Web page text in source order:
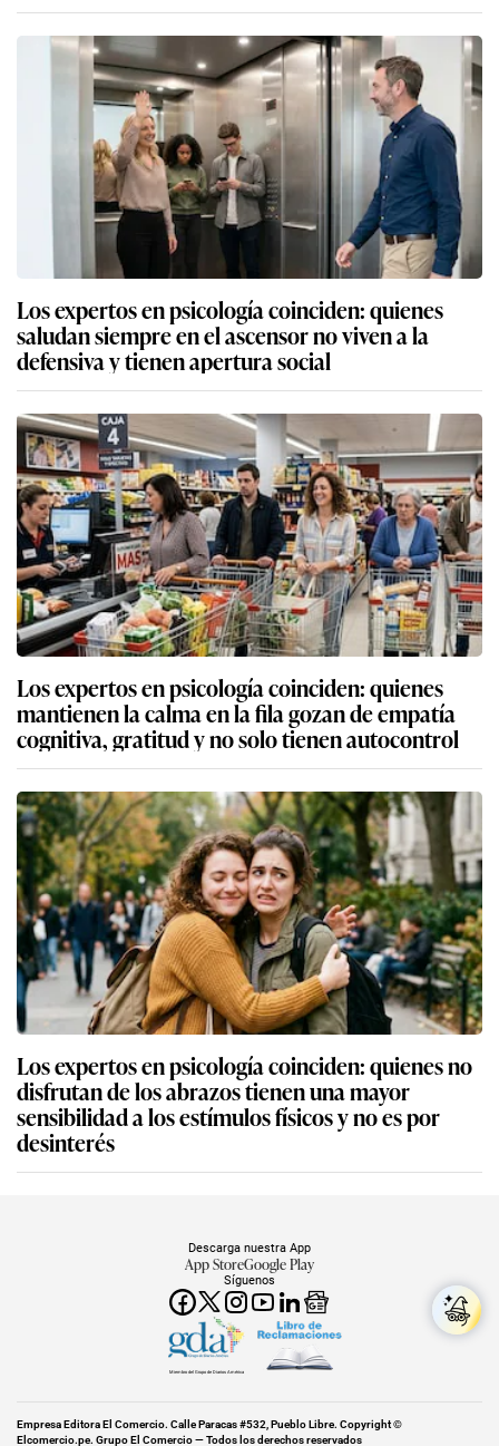
Los expertos en psicología coinciden: quienes
saludan siempre en el ascensor no viven a la
defensiva y tienen apertura social
Los expertos en psicología coinciden: quienes
mantienen la calma en la fila gozan de empatía
cognitiva, gratitud y no solo tienen autocontrol
Los expertos en psicología coinciden: quienes no
disfrutan de los abrazos tienen una mayor
sensibilidad a los estímulos físicos y no es por
desinterés
Síguenos
Descarga nuestra App
App StoreGoogle Play
Miembro del Grupo de Diarios América
Empresa Editora El Comercio. Calle Paracas #532, Pueblo Libre. Copyright ©
Elcomercio.pe. Grupo El Comercio — Todos los derechos reservados